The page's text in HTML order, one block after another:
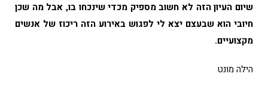
שיום העיון הזה לא חשוב מספיק מכדי שינכחו בו, אבל מה שכן
חיובי הוא שבעצם יצא לי לפגוש באירוע הזה ריכוז של אנשים
מקצועיים.
הילה מונט